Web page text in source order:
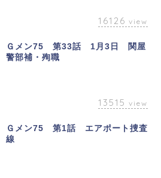
16126 view
Ｇメン75 第33話 1月3日 関屋
警部補・殉職
13515 view
Ｇメン75 第1話 エアポート捜査
線